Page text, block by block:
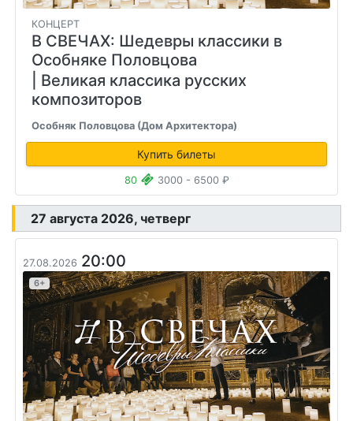
КОНЦЕРТ
В СВЕЧАХ: Шедевры классики в
Особняке Половцова
| Великая классика русских
композиторов
Особняк Половцова (Дом Архитектора)
Купить билеты
80 3000 - 6500 ₽
27 августа 2026, четверг
27.08.2026 20:00
6+